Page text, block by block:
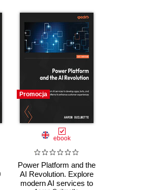
Promocja
ebook
Power Platform and the
AI Revolution. Explore
modern AI services to